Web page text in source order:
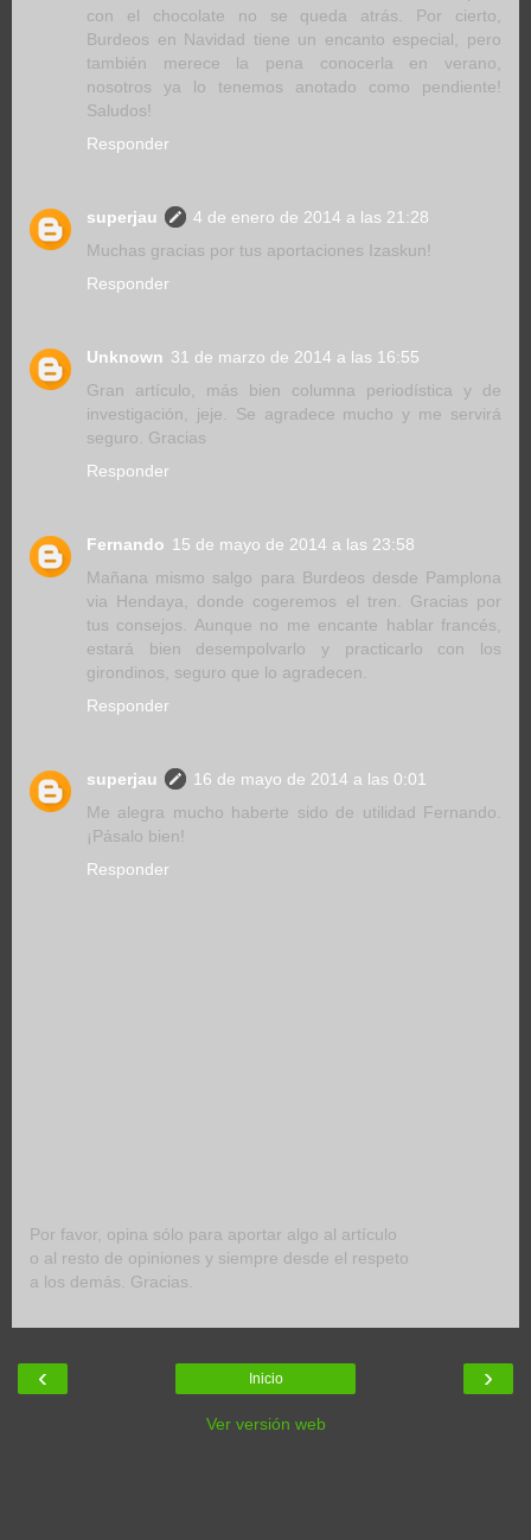
con el chocolate no se queda atrás. Por cierto,
Burdeos en Navidad tiene un encanto especial, pero
también merece la pena conocerla en verano,
nosotros ya lo tenemos anotado como pendiente!
Saludos!
Responder
superjau
4 de enero de 2014 a las 21:28
Muchas gracias por tus aportaciones Izaskun!
Responder
Unknown 31 de marzo de 2014 a las 16:55
Gran artículo, más bien columna periodística y de
investigación, jeje. Se agradece mucho y me servirá
seguro. Gracias
Responder
Fernando 15 de mayo de 2014 a las 23:58
Mañana mismo salgo para Burdeos desde Pamplona
via Hendaya, donde cogeremos el tren. Gracias por
tus consejos. Aunque no me encante hablar francés,
estará bien desempolvarlo y practicarlo con los
girondinos, seguro que lo agradecen.
Responder
superjau
16 de mayo de 2014 a las 0:01
Me alegra mucho haberte sido de utilidad Fernando.
¡Pásalo bien!
Responder
Por favor, opina sólo para aportar algo al artículo
o al resto de opiniones y siempre desde el respeto
a los demás. Gracias.
‹ ›
Inicio
Ver versión web